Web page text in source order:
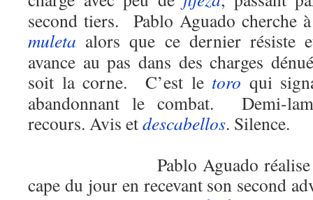
second tiers. Pablo Aguado cherche
muleta alors que ce dernier
avance au pas dans des charges
soit la corne. C’est le toro qui
abandonnant le combat. Demi-
recours. Avis etdescabellos.
Pablo Aguado réalise le
cape du jour en recevant son second